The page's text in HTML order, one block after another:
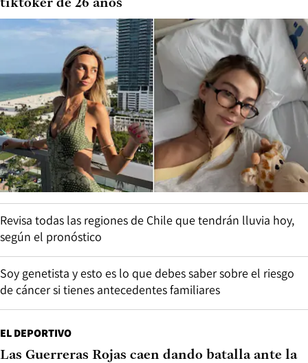
tiktoker de 26 años
Revisa todas las regiones de Chile que tendrán lluvia hoy,
según el pronóstico
Soy genetista y esto es lo que debes saber sobre el riesgo
de cáncer si tienes antecedentes familiares
EL DEPORTIVO
Las Guerreras Rojas caen dando batalla ante la